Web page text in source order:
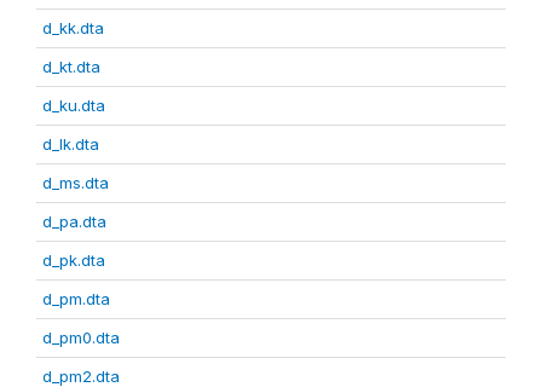
d_kk.dta
d_kt.dta
d_ku.dta
d_lk.dta
d_ms.dta
d_pa.dta
d_pk.dta
d_pm.dta
d_pm0.dta
d_pm2.dta